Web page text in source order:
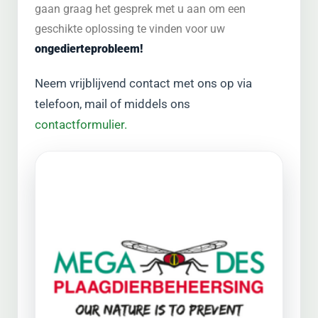
gaan graag het gesprek met u aan om een
geschikte oplossing te vinden voor uw
ongedierteprobleem!
Neem vrijblijvend contact met ons op via
telefoon, mail of middels ons
contactformulier.